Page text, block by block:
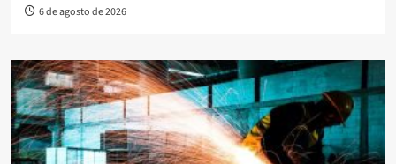
6 de agosto de 2026